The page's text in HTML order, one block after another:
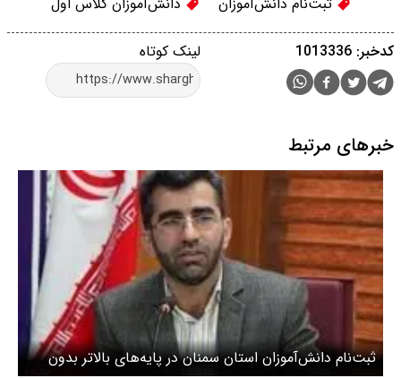
لینک کوتاه کدخبر: 1013336
خبرهای مرتبط
ثبت‌نام دانش‌آموزان استان سمنان در پایه‌های بالاتر بدون